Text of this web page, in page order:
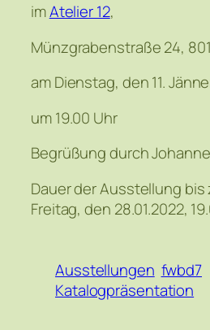
imAtelier 12,
Münzgrabenstraße 24,
am Dienstag, den 11.
um 19.00 Uhr
Begrüßung durch
Dauer der Ausstellung bis
Freitag, den 28.01.2022,
Ausstellungen fwbd7
Katalogpräsentation